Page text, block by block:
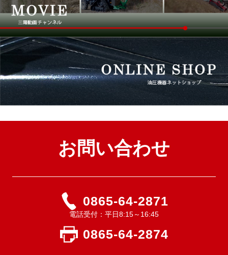
お問い合わせ
0865-64-2871
電話受付：平日8:15～16:45
0865-64-2874